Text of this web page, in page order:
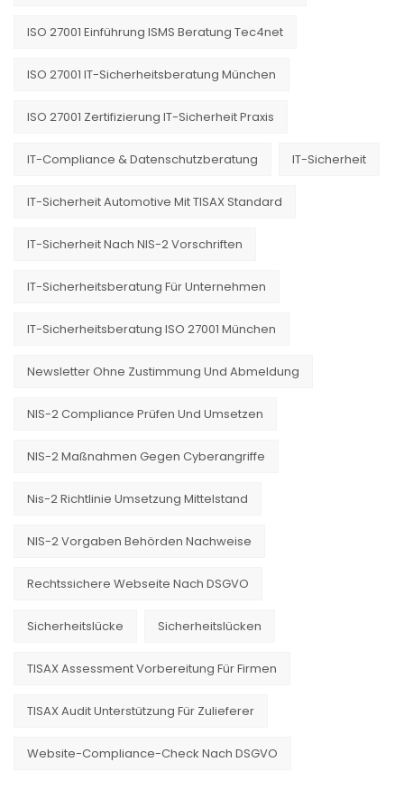
ISO 27001 Einführung ISMS Beratung Tec4net
ISO 27001 IT-Sicherheitsberatung München
ISO 27001 Zertifizierung IT-Sicherheit Praxis
IT-Compliance & Datenschutzberatung IT-Sicherheit
IT-Sicherheit Automotive Mit TISAX Standard
IT-Sicherheit Nach NIS-2 Vorschriften
IT-Sicherheitsberatung Für Unternehmen
IT-Sicherheitsberatung ISO 27001 München
Newsletter Ohne Zustimmung Und Abmeldung
NIS-2 Compliance Prüfen Und Umsetzen
NIS-2 Maßnahmen Gegen Cyberangriffe
Nis-2 Richtlinie Umsetzung Mittelstand
NIS-2 Vorgaben Behörden Nachweise
Rechtssichere Webseite Nach DSGVO
Sicherheitslücke Sicherheitslücken
TISAX Assessment Vorbereitung Für Firmen
TISAX Audit Unterstützung Für Zulieferer
Website-Compliance-Check Nach DSGVO